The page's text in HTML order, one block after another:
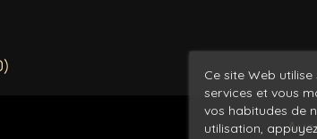
Ce site Web
services et vous
vos habitudes de
utilisation,